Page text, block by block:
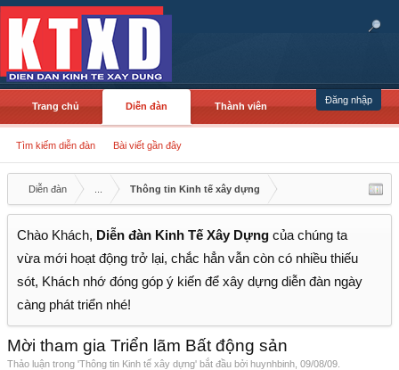
Đăng nhập
Trang chủ Diễn đàn
Tìm kiếm diễn đàn Bài viết gần đây
Thành viên
Diễn đàn Thông tin Kinh tế xây dựng
Chào Khách, Diễn đàn Kinh Tế Xây Dựng của chúng ta
vừa mới hoạt động trở lại, chắc hẳn vẫn còn có nhiều thiếu
sót, Khách nhớ đóng góp ý kiến để xây dựng diễn đàn ngày
càng phát triển nhé!
Mời tham gia Triển lãm Bất động sản
Thảo luận trong 'Thông tin Kinh tế xây dựng' bắt đầu bởi huynhbinh 09/08/09